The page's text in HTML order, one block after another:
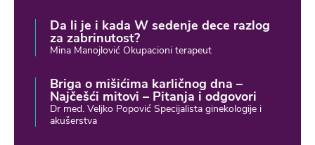
Da li je i kada W sedenje dece razlog
za zabrinutost?
Mina Manojlović Okupacioni terapeut
Briga o mišićima karličnog dna –
Najčešći mitovi – Pitanja i odgovori
Dr med. Veljko Popović Specijalista ginekologije i
akušerstva